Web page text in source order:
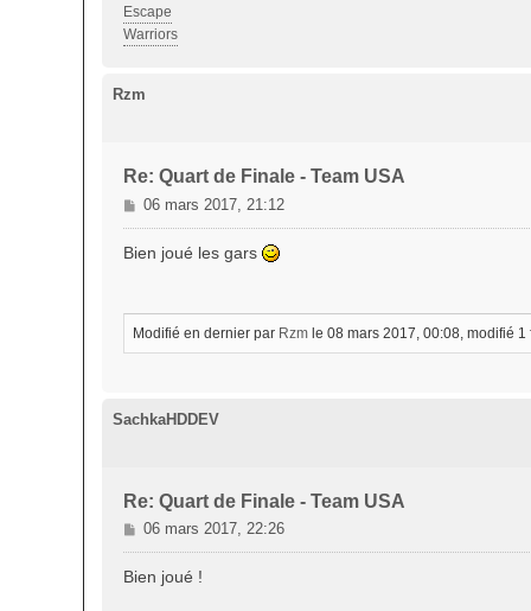
Escape
Warriors
Rzm
Re: Quart de Finale - Team USA
M
e
s
g
e
06 mars 2017, 21:12
Bien joué les gars
Modifié en dernier par Rzm le 08 mars 2017, 00:08, modifié 1
SachkaHDDEV
Re: Quart de Finale - Team USA
M
e
s
06 mars 2017, 22:26
Bien joué !